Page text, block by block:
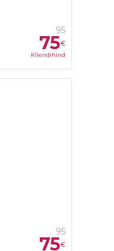
95
75€
Kliendihind
95
75€